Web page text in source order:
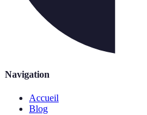
Navigation
Accueil
Blog